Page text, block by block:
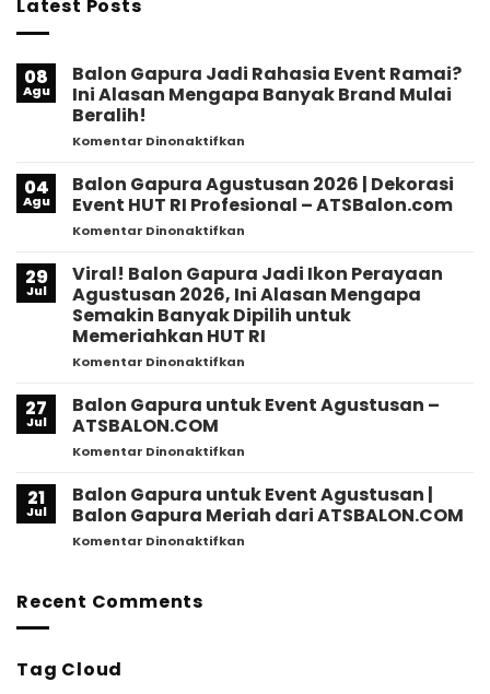
Latest Posts
08
Agu
Balon Gapura Jadi Rahasia Event Ramai?
Ini Alasan Mengapa Banyak Brand Mulai
Beralih!
Komentar Dinonaktifkan
Gapura
Jadi
Rahasia
Ini
Alasan
Mengapa
Banyak
Brand
04
Agu
Balon Gapura Agustusan 2026 | Dekorasi
Event HUT RI Profesional – ATSBalon.com
Komentar Dinonaktifkan
Gapura
Agustusan
2026
|
Dekorasi
RI
Profesional
29
Jul
Viral! Balon Gapura Jadi Ikon Perayaan
Agustusan 2026, Ini Alasan Mengapa
Semakin Banyak Dipilih untuk
Memeriahkan HUT RI
Komentar Dinonaktifkan
Balon
Gapura
Agustusan
2026,
27
Jul
Balon Gapura untuk Event Agustusan –
ATSBALON.COM
Komentar Dinonaktifkan
Gapura
untuk
Event
21
Jul
Balon Gapura untuk Event Agustusan |
Balon Gapura Meriah dari ATSBALON.COM
Komentar Dinonaktifkan
Recent Comments
Tag Cloud